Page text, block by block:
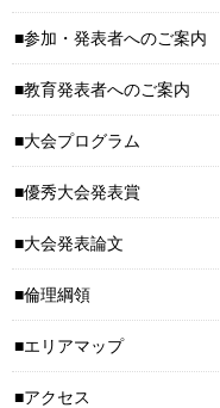
参加・発表者へのご案内
教育発表者へのご案内
大会プログラム
優秀大会発表賞
大会発表論文
倫理綱領
エリアマップ
アクセス